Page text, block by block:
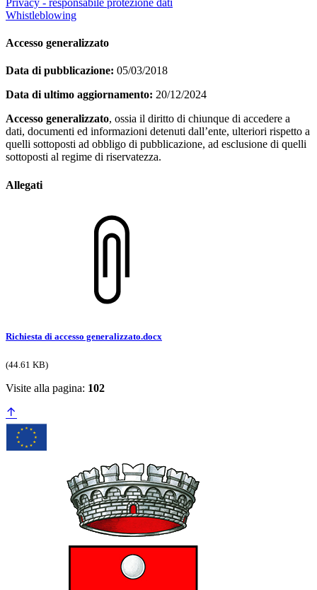
Whistleblowing
Accesso generalizzato
Data di pubblicazione: 05/03/2018
Data di ultimo aggiornamento: 20/12/2024
Accesso generalizzato, ossia il diritto di chiunque di accedere a
dati, documenti ed informazioni detenuti dall’ente, ulteriori rispetto a
quelli sottoposti ad obbligo di pubblicazione, ad esclusione di quelli
sottoposti al regime di riservatezza.
Allegati
Richiesta di accesso generalizzato.docx
(44.61 KB)
Visite alla pagina: 102